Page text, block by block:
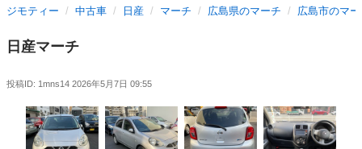
ジモティー 中古車 日産 マーチ 広島県のマーチ 広島市のマ
日産マーチ
投稿ID: 1mns14 2026年5月7日 09:55